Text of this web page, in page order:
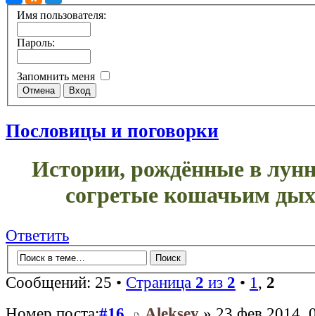
Имя пользователя:
Пароль:
Запомнить меня
Пословицы и поговорки
Истории, рождённые в
согретые кошачьим
Ответить
Сообщений: 25 • Страница 2 из 2 • 1 , 2